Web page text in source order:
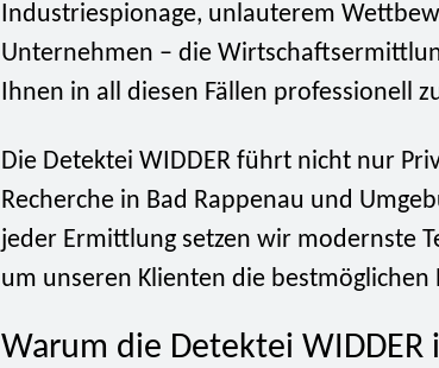
Industriespionage, unlauterem
Unternehmen – die
Ihnen in all diesen Fällen professionell
Die Detektei WIDDER führt nicht nur
Recherche in Bad Rappenau und
jeder Ermittlung setzen wir modernste
um unseren Klienten die bestmöglichen
Warum die Detektei WIDDER